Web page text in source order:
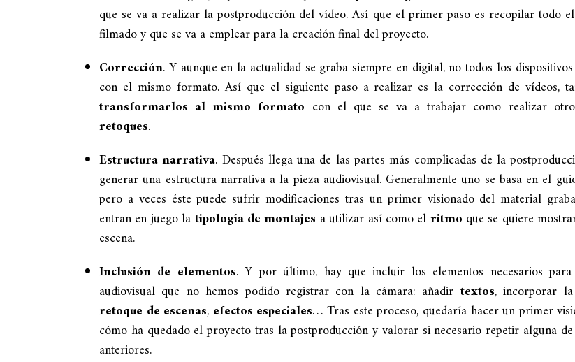
que se va a realizar la postproducción del vídeo. Así que el primer paso es recopilar todo
filmado y que se va a emplear para la creación final del proyecto.
Corrección. Y aunque en la actualidad se graba siempre en digital, no todos los
con el mismo formato. Así que el siguiente paso a realizar es la corrección de vídeos,
transformarlos al mismo formato con el que se va a trabajar como realizar
retoques.
Estructura narrativa. Después llega una de las partes más complicadas de la
generar una estructura narrativa a la pieza audiovisual. Generalmente uno se basa en el
pero a veces éste puede sufrir modificaciones tras un primer visionado del material
entran en juego latipología de montajes a utilizar así como elritmo que se quiere
escena.
Inclusión de elementos. Y por último, hay que incluir los elementos necesarios
audiovisual que no hemos podido registrar con la cámara: añadirtextos, incorporar
retoque de escenas, efectos especiales… Tras este proceso, quedaría hacer un primer
cómo ha quedado el proyecto tras la postproducción y valorar si necesario repetir alguna
anteriores.